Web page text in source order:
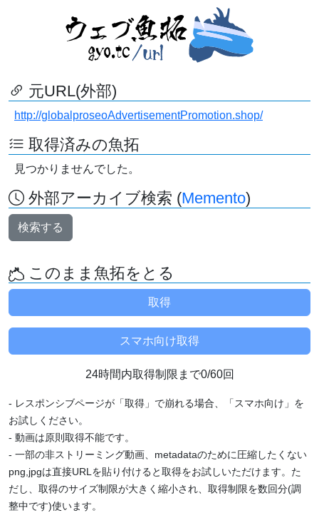
元URL(外部)
http://globalproseoAdvertisementPromotion.shop/
取得済みの魚拓
見つかりませんでした。
外部アーカイブ検索 (Memento)
検索する
このまま魚拓をとる
24時間内取得制限まで0/60回
- レスポンシブページが「取得」で崩れる場合、「スマホ向け」を
お試しください。
- 動画は原則取得不能です。
- 一部の非ストリーミング動画、metadataのために圧縮したくない
png,jpgは直接URLを貼り付けると取得をお試しいただけます。た
だし、取得のサイズ制限が大きく縮小され、取得制限を数回分(調
整中です)使います。